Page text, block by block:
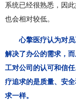
系统已经很熟悉，因
也会相对较低。
心擎医疗认为对
解决了办公的需求，
工对公司的认可和信
疗追求的是质量、安
求一样。